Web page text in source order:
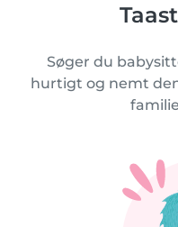
Søger du
hurtigt og nemt